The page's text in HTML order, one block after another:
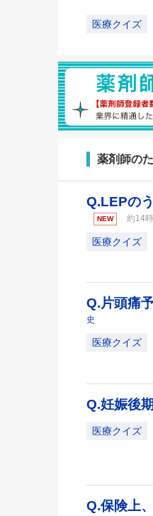
医療クイズ
薬剤師の
Q.LEPの
NEW 約14
医療クイズ
Q.片頭痛
史
医療クイズ
Q.妊娠後
医療クイズ
Q.保険上